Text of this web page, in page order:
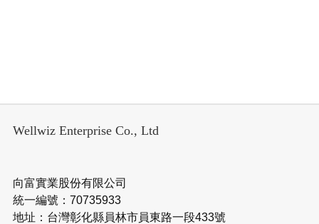
Wellwiz Enterprise Co., Ltd
向富實業股份有限公司
統一編號：70735933
地址：台灣彰化縣員林市員東路一段433號